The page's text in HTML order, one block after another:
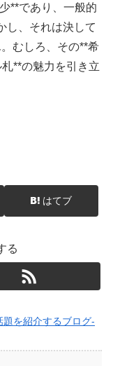
**であり、一般的
し、それは決して
むしろ、その**希
**の魅力を引き立
はてブ
る
を紹介するブログ-